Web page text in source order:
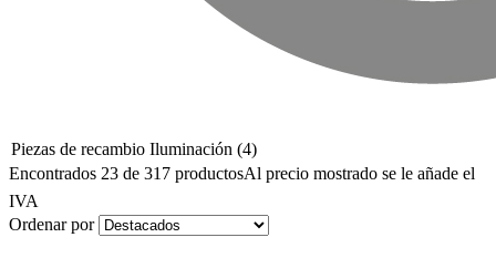
Piezas de recambio Iluminación (4)
Encontrados 23 de 317 productosAl precio mostrado se le añade el
IVA
Ordenar por